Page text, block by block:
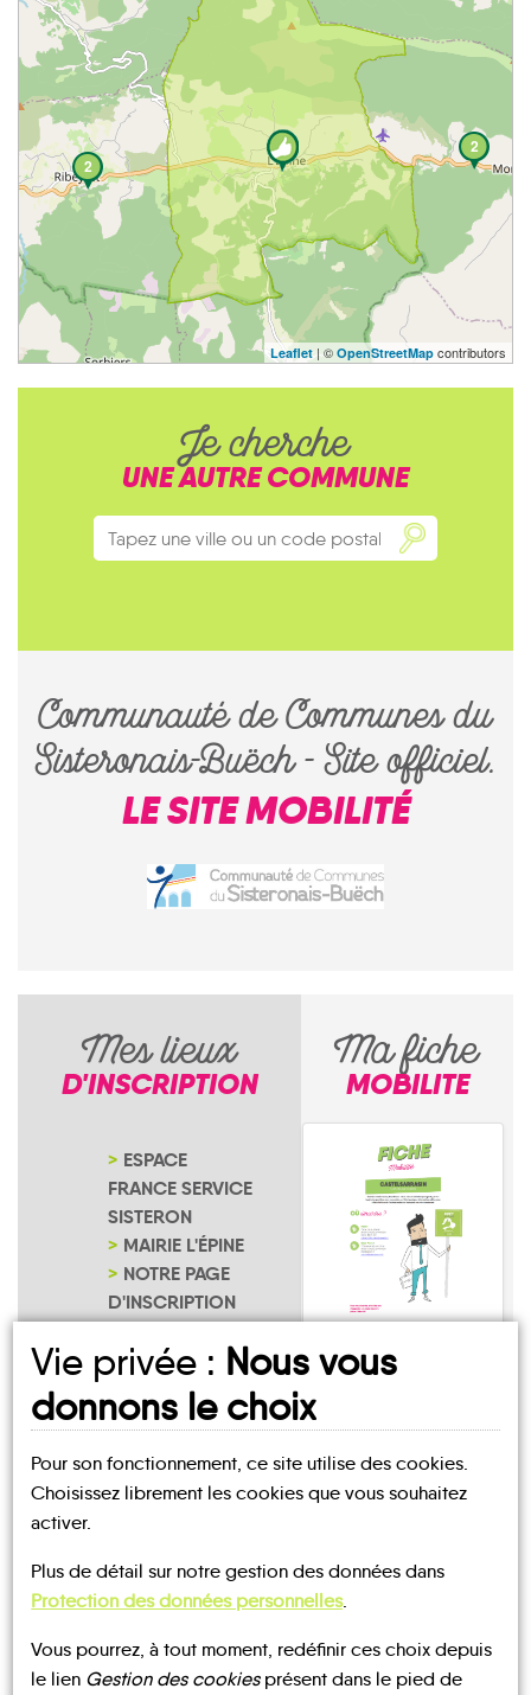
2
2
Leaflet | © OpenStreetMap contributors
Je cherche
UNE AUTRE COMMUNE
Communauté de Communes du
Sisteronais-Buëch - Site officiel.
LE SITE MOBILITÉ
Mes lieux
D'INSCRIPTION
ESPACE
FRANCE SERVICE
SISTERON
MAIRIE L'ÉPINE
NOTRE PAGE
D'INSCRIPTION
Ma fiche
MOBILITE
L'Épine
UN AVIS, UN TÉMOIGNAGE
À PARTAGER ?
Vie privée : Nous vous
donnons le choix
Pour son fonctionnement, ce site utilise des cookies.
Choisissez librement les cookies que vous souhaitez
activer.
Plus de détail sur notre gestion des données dans
Protection des données personnelles.
Vous pourrez, à tout moment, redéfinir ces choix depuis
le lien Gestion des cookiesprésent dans le pied de